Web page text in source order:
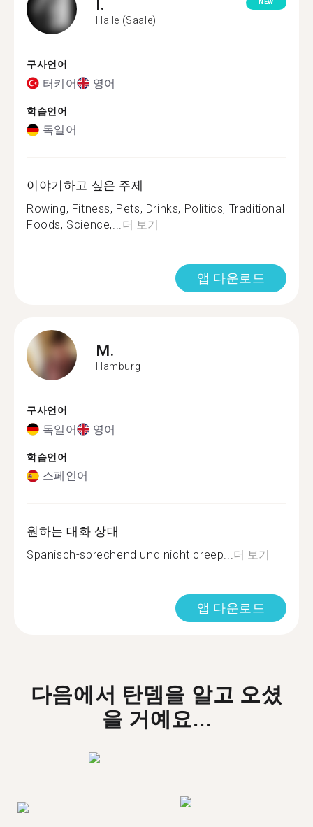
I.
Halle (Saale)
NEW
구사언어
터키어 영어
학습언어
독일어
이야기하고 싶은 주제
Rowing, Fitness, Pets, Drinks, Politics, Traditional
Foods, Science,...더 보기
앱 다운로드
M.
Hamburg
구사언어
독일어 영어
학습언어
스페인어
원하는 대화 상대
Spanisch-sprechend und nicht creep...더 보기
앱 다운로드
다음에서 탄뎀을 알고 오셨
을 거예요...